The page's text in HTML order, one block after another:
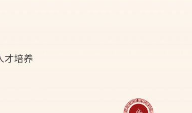
才培养